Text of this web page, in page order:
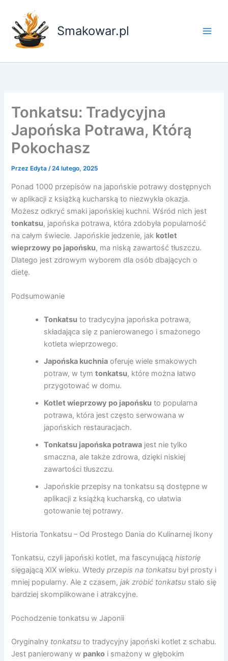
treści
Smakowar.pl
Tonkatsu: Tradycyjna
Japońska Potrawa, Którą
Pokochasz
Przez Edyta/24 lutego, 2025
Ponad 1000 przepisów na japońskie potrawy dostępnych
w aplikacji z książką kucharską to niezwykła okazja.
Możesz odkryć smaki japońskiej kuchni. Wśród nich jest
tonkatsu, japońska potrawa, która zdobyła popularność
na całym świecie. Japońskie jedzenie, jak kotlet
wieprzowy po japońsku, ma niską zawartość tłuszczu.
Dlatego jest zdrowym wyborem dla osób dbających o
dietę.
Podsumowanie
Tonkatsu to tradycyjna japońska potrawa,
składająca się z panierowanego i smażonego
kotleta wieprzowego.
Japońska kuchnia oferuje wiele smakowych
potraw, w tymtonkatsu, które można łatwo
przygotować w domu.
Kotlet wieprzowy po japońsku to popularna
potrawa, która jest często serwowana w
japońskich restauracjach.
Tonkatsu japońska potrawa jest nie tylko
smaczna, ale także zdrowa, dzięki niskiej
zawartości tłuszczu.
Japońskie przepisy na tonkatsu są dostępne w
aplikacji z książką kucharską, co ułatwia
gotowanie tej potrawy.
Historia Tonkatsu – Od Prostego Dania do Kulinarnej Ikony
Tonkatsu, czyli japoński kotlet, ma fascynującąhistorię
sięgającą XIX wieku. Wtedyprzepis na tonkatsu był prosty i
mniej popularny. Ale z czasem,jak zrobić tonkatsu stało się
bardziej skomplikowane i atrakcyjne.
Pochodzenie tonkatsu w Japonii
Oryginalny tonkatsu to tradycyjny japoński kotlet z schabu.
Jest panierowany w panko i smażony w głębokim